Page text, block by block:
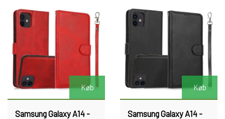
Køb
Samsung Galaxy A14 -
Køb
Samsung Galaxy A14 -